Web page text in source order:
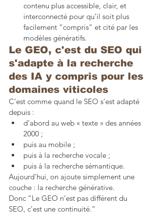
contenu plus accessible, clair, et
interconnecté pour qu’il soit plus
facilement “compris” et cité par les
modèles génératifs.
Le GEO, c'est du SEO qui
s'adapte à la recherche
des IA y compris pour les
domaines viticoles
C’est comme quand le SEO s’est adapté
depuis :
d’abord au web « texte » des années
2000 ;
puis au mobile ;
puis à la recherche vocale ;
puis à la recherche sémantique.
Aujourd’hui, on ajoute simplement une
couche : la recherche générative.
Donc “Le GEO n’est pas différent du
SEO, c’est une continuité.”